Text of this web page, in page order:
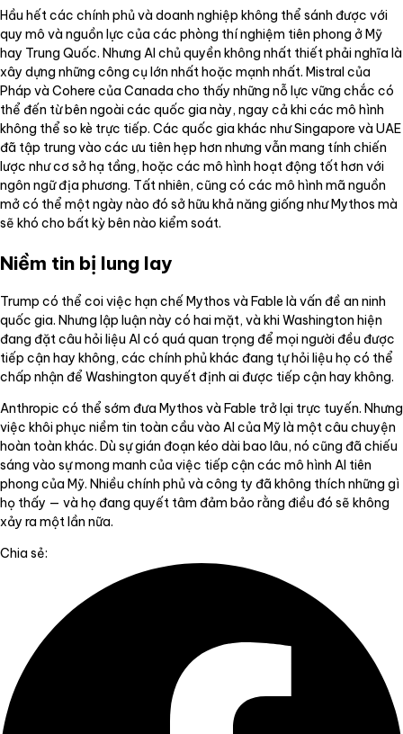
Hầu hết các chính phủ và doanh nghiệp không thể sánh được với
quy mô và nguồn lực của các phòng thí nghiệm tiên phong ở Mỹ
hay Trung Quốc. Nhưng AI chủ quyền không nhất thiết phải nghĩa là
xây dựng những công cụ lớn nhất hoặc mạnh nhất. Mistral của
Pháp và Cohere của Canada cho thấy những nỗ lực vững chắc có
thể đến từ bên ngoài các quốc gia này, ngay cả khi các mô hình
không thể so kè trực tiếp. Các quốc gia khác như Singapore và UAE
đã tập trung vào các ưu tiên hẹp hơn nhưng vẫn mang tính chiến
lược như cơ sở hạ tầng, hoặc các mô hình hoạt động tốt hơn với
ngôn ngữ địa phương. Tất nhiên, cũng có các mô hình mã nguồn
mở có thể một ngày nào đó sở hữu khả năng giống như Mythos mà
sẽ khó cho bất kỳ bên nào kiểm soát.
Niềm tin bị lung lay
Trump có thể coi việc hạn chế Mythos và Fable là vấn đề an ninh
quốc gia. Nhưng lập luận này có hai mặt, và khi Washington hiện
đang đặt câu hỏi liệu AI có quá quan trọng để mọi người đều được
tiếp cận hay không, các chính phủ khác đang tự hỏi liệu họ có thể
chấp nhận để Washington quyết định ai được tiếp cận hay không.
Anthropic có thể sớm đưa Mythos và Fable trở lại trực tuyến. Nhưng
việc khôi phục niềm tin toàn cầu vào AI của Mỹ là một câu chuyện
hoàn toàn khác. Dù sự gián đoạn kéo dài bao lâu, nó cũng đã chiếu
sáng vào sự mong manh của việc tiếp cận các mô hình AI tiên
phong của Mỹ. Nhiều chính phủ và công ty đã không thích những gì
họ thấy — và họ đang quyết tâm đảm bảo rằng điều đó sẽ không
xảy ra một lần nữa.
Chia sẻ: